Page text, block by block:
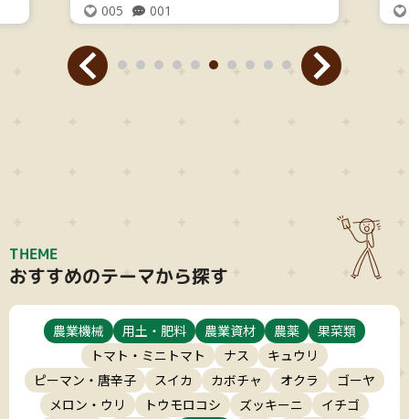
005 001
THEME
おすすめのテーマから探す
農業機械 用土・肥料 農業資材 農薬
果菜類
トマト・ミニトマト
ナス
キュウリ
ピーマン・唐辛子
スイカ カボチャ オクラ
ゴーヤ
メロン・ウリ
トウモロコシ ズッキーニ
イチゴ